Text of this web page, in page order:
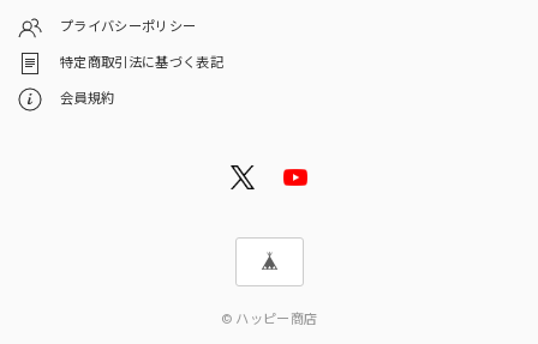
プライバシーポリシー
特定商取引法に基づく表記
会員規約
© ハッピー商店